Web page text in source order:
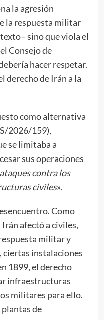
la agresión
la respuesta militar
sino que viola el
Consejo de
hacer respetar.
derecho de Irán a la
como alternativa
2026/159),
se limitaba a
sus operaciones
contra los
civiles».
Como
afectó a civiles,
militar y
instalaciones
1899, el derecho
infraestructuras
militares para ello.
de